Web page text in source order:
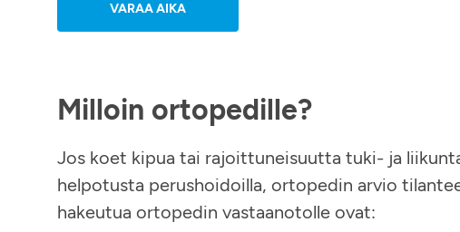
VARAA AIKA
Milloin ortopedille?
Jos koet kipua tai rajoittuneisuutta tuki- ja
helpotusta perushoidoilla, ortopedin arvio
hakeutua ortopedin vastaanotolle ovat: